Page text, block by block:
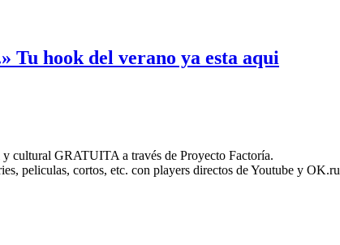
Tu hook del verano ya esta aqui
cultural GRATUITA a través de Proyecto Factoría.
peliculas, cortos, etc. con players directos de Youtube y OK.ru